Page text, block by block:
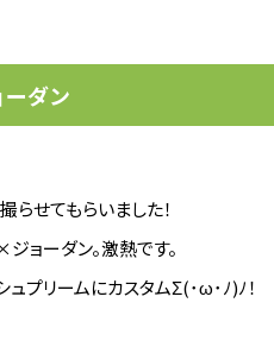
ーダン
らせてもらいました！
ョーダン。激熱です。
ュプリームにカスタムΣ(･ω･ﾉ)ﾉ！